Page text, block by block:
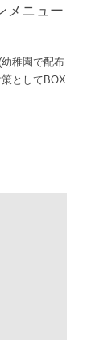
メニュー
稚園で配布
としてBOX